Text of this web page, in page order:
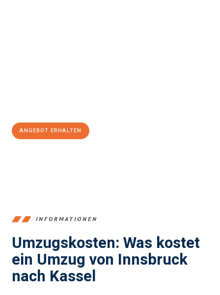
ANGEBOT ERHALTEN
INFORMATIONEN
Umzugskosten: Was kostet
ein Umzug von Innsbruck
nach Kassel